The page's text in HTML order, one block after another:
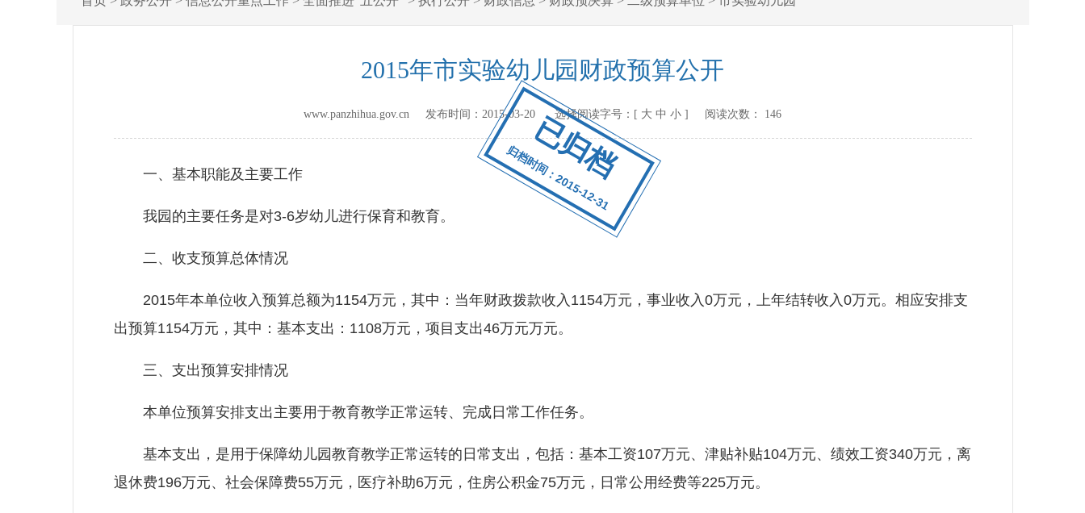
已归档
归档时间：2015-12-31
2015年市实验幼儿园财政预算公开
www.panzhihua.gov.cn 发布时间： 2015-03-20 选择阅读字号：[ 大 中 小 ] 阅读次数： 146
一、基本职能及主要工作
我园的主要任务是对3-6岁幼儿进行保育和教育。
二、收支预算总体情况
2015年本单位收入预算总额为1154万元，其中：当年财政拨款收入1154万元，事业收入0万元，上年结转收入0万元。相应安排支
出预算1154万元，其中：基本支出：1108万元，项目支出46万元万元。
三、支出预算安排情况
本单位预算安排支出主要用于教育教学正常运转、完成日常工作任务。
基本支出，是用于保障幼儿园教育教学正常运转的日常支出，包括：基本工资107万元、津贴补贴104万元、绩效工资340万元，离
退休费196万元、社会保障费55万元，医疗补助6万元，住房公积金75万元，日常公用经费等225万元。